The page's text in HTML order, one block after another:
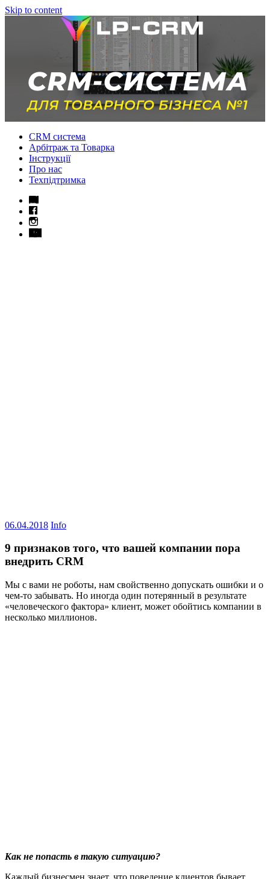
Skip to content
CRM система
Арбітраж та Товарка
Інструкції
Про нас
Техпідтримка
06.04.2018 Info
9 признаков того, что вашей компании пора
внедрить CRM
Мы с вами не роботы, нам свойственно допускать ошибки и о
чем-то забывать. Но иногда один потерянный в результате
«человеческого фактора» клиент, может обойтись компании в
несколько миллионов.
Как не попасть в такую ситуацию?
Каждый бизнесмен знает, что поведение клиентов бывает